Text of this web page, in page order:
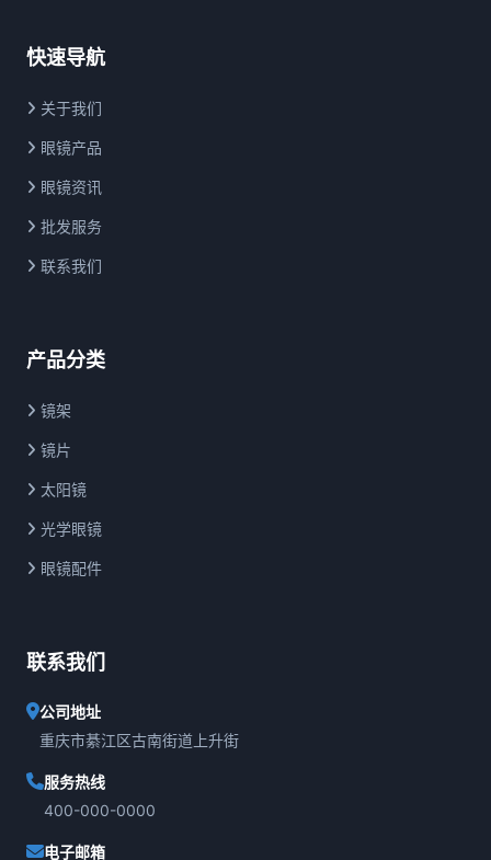
快速导航
关于我们
眼镜产品
眼镜资讯
批发服务
联系我们
产品分类
镜架
镜片
太阳镜
光学眼镜
眼镜配件
联系我们
公司地址
重庆市綦江区古南街道上升街
服务热线
400-000-0000
电子邮箱